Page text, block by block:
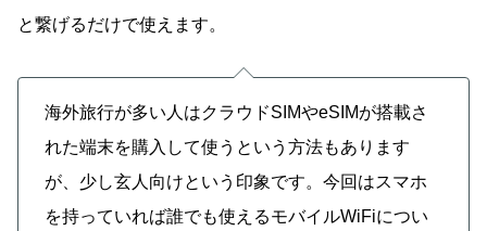
と繋げるだけで使えます。
海外旅行が多い人はクラウドSIMやeSIMが搭載さ
れた端末を購入して使うという方法もあります
が、少し玄人向けという印象です。今回はスマホ
を持っていれば誰でも使えるモバイルWiFiについ